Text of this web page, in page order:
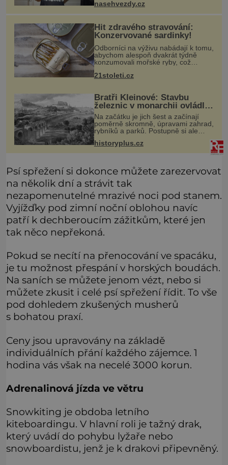
nedopadne. Doneslo se k nám, že
se hvězda seriálu Kamarádi měla
nasehvezdy.cz
Hit zdravého stravování:
Konzervované sardinky!
Odborníci na výživu nabádají k tomu,
abychom alespoň dvakrát týdně
konzumovali mořské ryby, což
ovšem může být zatěžující pro
peněženku. Dobrou zprávou je, že
21stoleti.cz
Bratři Kleinové: Stavbu
železnic v monarchii ovládli
samouci
Na začátku je jich šest a začínají
poměrně skromně, úpravami zahrad,
rybníků a parků. Postupně si ale
troufnou i na stavbu železnic. Během
40 let vybudují na území monarchie
třetinu všech tratí, tedy
historyplus.cz
Psí spřežení si dokonce můžete zarezervovat
na několik dní a strávit tak
nezapomenutelné mrazivé noci pod stanem.
Vyjížďky pod zimní noční oblohou navíc
patří k dechberoucím zážitkům, které jen
tak něco nepřekoná.
Pokud se necítí na přenocování ve spacáku,
je tu možnost přespání v horských boudách.
Na saních se můžete jenom vézt, nebo si
můžete zkusit i celé psí spřežení řídit. To vše
pod dohledem zkušených musherů
s bohatou praxí.
Ceny jsou upravovány na základě
individuálních přání každého zájemce. 1
hodina vás však na necelé 3000 korun.
Adrenalinová jízda ve větru
Snowkiting je obdoba letního
kiteboardingu. V hlavní roli je tažný drak,
který uvádí do pohybu lyžaře nebo
snowboardistu, jenž je k drakovi připevněný.